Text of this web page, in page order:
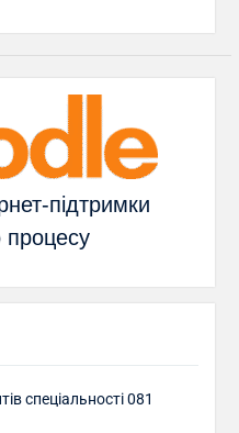
підтримки
процесу
спеціальності 081